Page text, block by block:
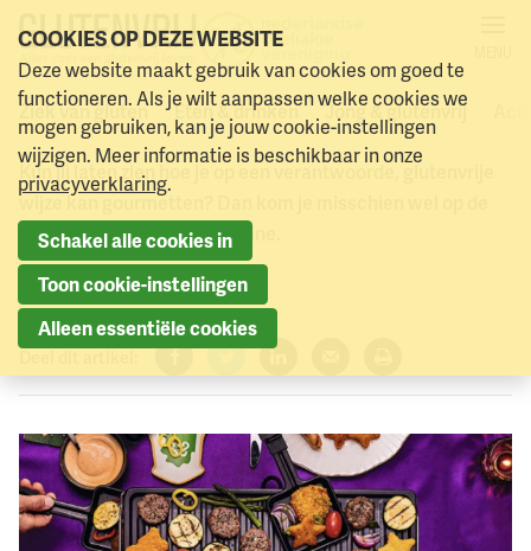
Naar menu Naar hoofdinhoud
Ziek van gluten Eten & drinken Jong & glutenvrij
Gourmetten met kerst. Hoe
doe je dat glutenvrij?!
Kun jij laten zien hoe je op een verantwoorde, glutenvrije
wijze kan gourmetten? Dan kom je misschien wel op de
cover van Glutenvrij Magazine.
24 september 2025
Facebook
TwitterLinkedInVerzenden
Printen
COOKIES OP DEZE WEBSITE
Deze website maakt gebruik van cookies om goed te
functioneren. Als je wilt aanpassen welke cookies we
mogen gebruiken, kan je jouw cookie-instellingen
wijzigen. Meer informatie is beschikbaar in onze
privacyverklaring.
Schakel alle cookies in
Toon cookie-instellingen
Alleen essentiële cookies